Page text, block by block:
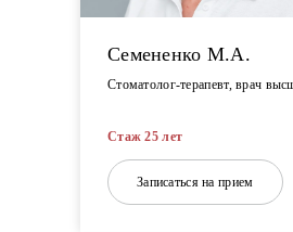
Семененко М.А.
Стоматолог-терапевт, врач
Стаж 25 лет
Записаться на прием